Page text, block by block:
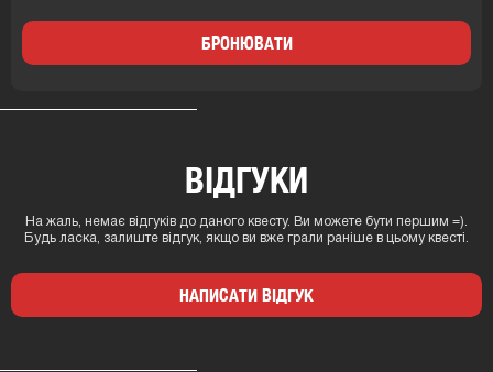
БРОНЮВАТИ
ВІДГУКИ
На жаль, немає відгуків до даного квесту. Ви можете бути першим =).
Будь ласка, залиште відгук, якщо ви вже грали раніше в цьому квесті.
НАПИСАТИ ВІДГУК